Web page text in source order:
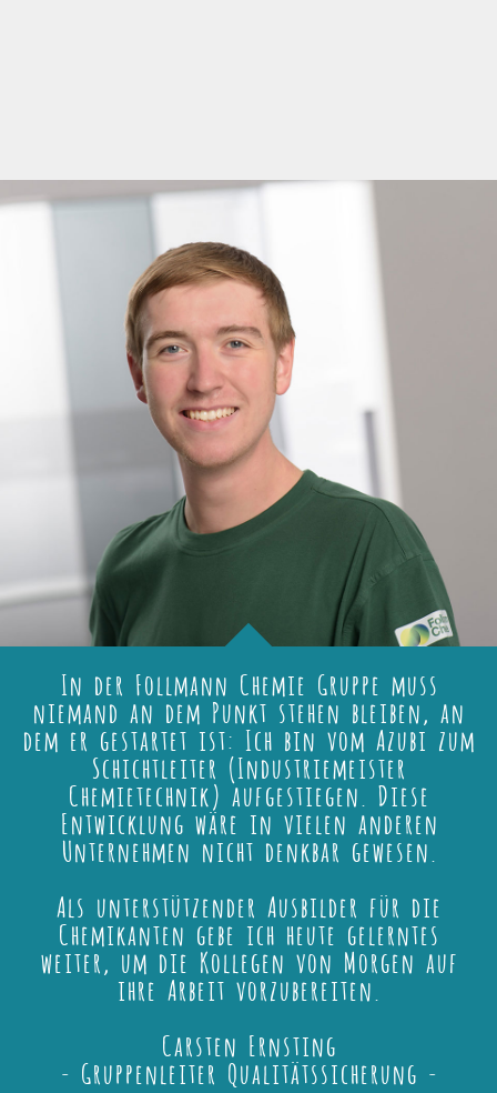
In der Follmann Chemie Gruppe muss
niemand an dem Punkt stehen bleiben, an
dem er gestartet ist: Ich bin vom Azubi zum
Schichtleiter (Industriemeister
Chemietechnik) aufgestiegen. Diese
Entwicklung wäre in vielen anderen
Unternehmen nicht denkbar gewesen.
Als unterstützender Ausbilder für die
Chemikanten gebe ich heute gelerntes
weiter, um die Kollegen von Morgen auf
ihre Arbeit vorzubereiten.
Carsten Ernsting
- Gruppenleiter Qualitätssicherung -